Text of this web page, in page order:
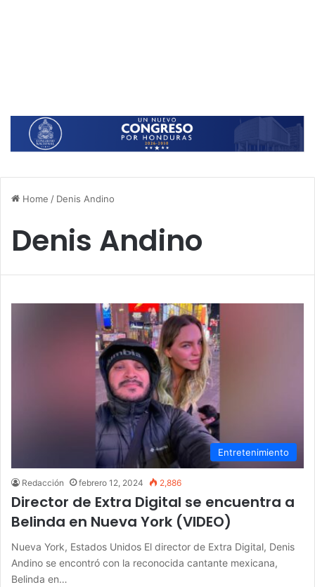
Home / Denis Andino
Denis Andino
Entretenimiento
Redacción febrero 12, 2024 2,886
Director de Extra Digital se encuentra a
Belinda en Nueva York (VIDEO)
Nueva York, Estados Unidos El director de Extra Digital, Denis
Andino se encontró con la reconocida cantante mexicana,
Belinda en…